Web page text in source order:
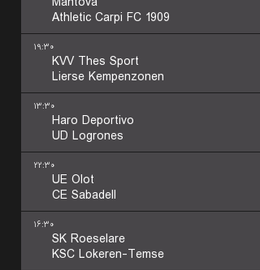
Athletic Carpi FC 1909
۱۹:۳۰
KVV Thes Sport
Lierse Kempenzonen
۱۳:۳۰
Haro Deportivo
UD Logrones
۲۲:۳۰
UE Olot
CE Sabadell
۱۶:۳۰
SK Roeselare
KSC Lokeren-Temse